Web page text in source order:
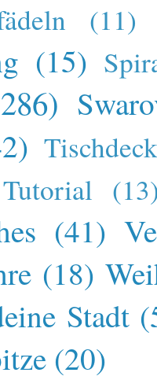
(11)
(15)
Tutorial
(41)
(18)
Stadt
(20)